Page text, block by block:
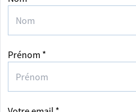
Prénom *